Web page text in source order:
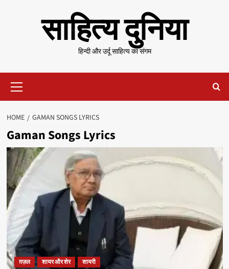
साहित्य दुनिया
हिन्दी और उर्दू साहित्य का संगम
Menu
HOME GAMAN SONGS LYRICS
Gaman Songs Lyrics
ग़ज़ल शायर और शेर शायरी